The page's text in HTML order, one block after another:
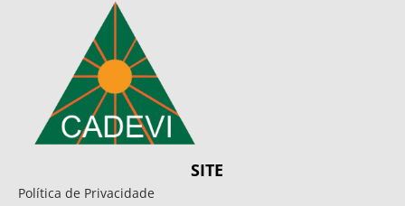
SITE
Política de Privacidade